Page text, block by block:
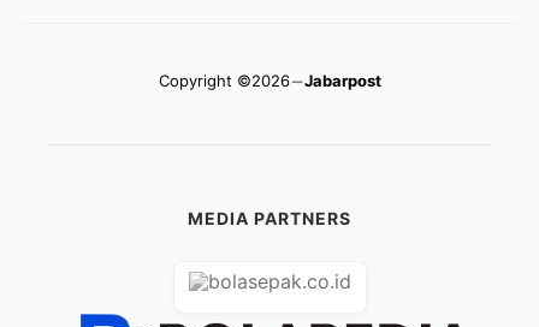
Copyright ©2026 Jabarpost
MEDIA PARTNERS